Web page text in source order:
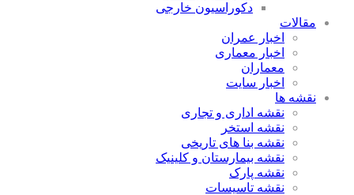
دکوراسیون خارجی
مقالات
اخبار عمران
اخبار معماری
معماران
اخبار سایت
نقشه ها
نقشه اداری و تجاری
نقشه استخر
نقشه بنا های تاریخی
نقشه بیمارستان و کلینیک
نقشه پارک
نقشه تاسیسات